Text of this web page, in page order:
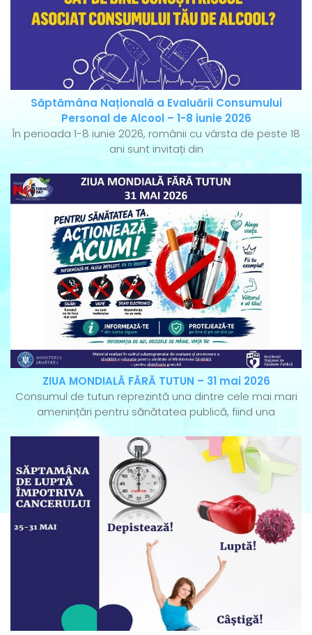
Săptămâna Națională a Evaluării Consumului
Personal de Alcool – 1-8 iunie 2026
În perioada 1-8 iunie 2026, românii cu vârsta de peste 18
ani sunt invitați din
ZIUA MONDIALĂ FĂRĂ TUTUN – 31 mai 2026
Consumul de tutun reprezintă una dintre cele mai mari
amenințări pentru sănătatea publică, fiind una